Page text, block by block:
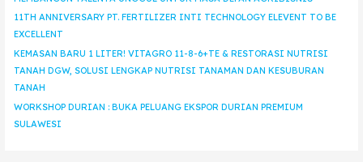
11TH ANNIVERSARY PT. FERTILIZER INTI TECHNOLOGY ELEVENT TO BE
EXCELLENT
KEMASAN BARU 1 LITER! VITAGRO 11-8-6+TE & RESTORASI NUTRISI
TANAH DGW, SOLUSI LENGKAP NUTRISI TANAMAN DAN KESUBURAN
TANAH
WORKSHOP DURIAN : BUKA PELUANG EKSPOR DURIAN PREMIUM
SULAWESI